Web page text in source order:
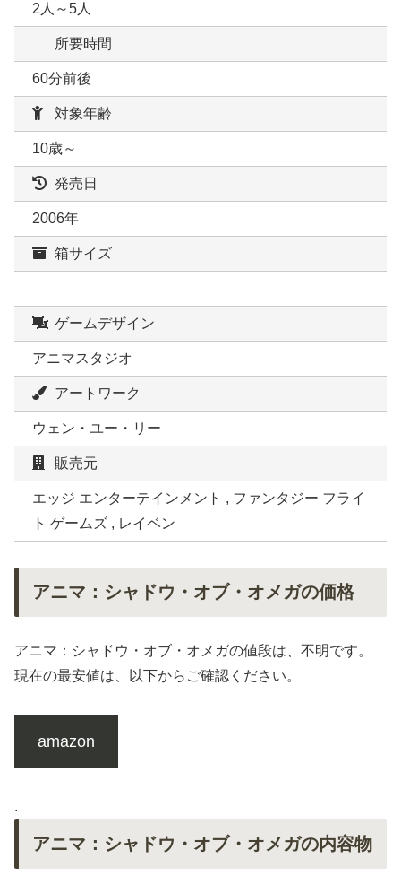
2人～5人
所要時間
60分前後
対象年齢
10歳～
発売日
2006年
箱サイズ
ゲームデザイン
アニマスタジオ
アートワーク
ウェン・ユー・リー
販売元
エッジ エンターテインメント , ファンタジー フライ
ト ゲームズ , レイベン
アニマ：シャドウ・オブ・オメガの価格
アニマ：シャドウ・オブ・オメガの値段は、不明です。
現在の最安値は、以下からご確認ください。
amazon
.
アニマ：シャドウ・オブ・オメガの内容物